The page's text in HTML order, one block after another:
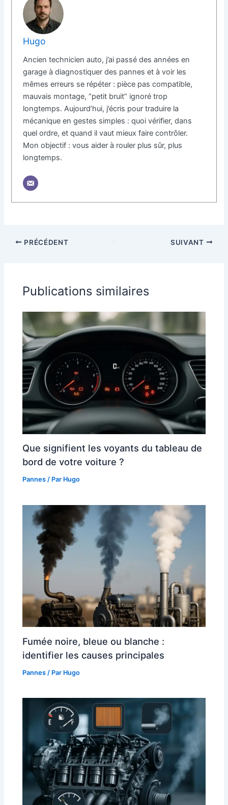
Hugo
Ancien technicien auto, j’ai passé des années en
garage à diagnostiquer des pannes et à voir les
mêmes erreurs se répéter : pièce pas compatible,
mauvais montage, “petit bruit” ignoré trop
longtemps. Aujourd’hui, j’écris pour traduire la
mécanique en gestes simples : quoi vérifier, dans
quel ordre, et quand il vaut mieux faire contrôler.
Mon objectif : vous aider à rouler plus sûr, plus
longtemps.
PRÉCÉDENT SUIVANT
Publications similaires
Que signifient les voyants du tableau de
bord de votre voiture ?
Pannes / Par Hugo
Fumée noire, bleue ou blanche :
identifier les causes principales
Pannes / Par Hugo